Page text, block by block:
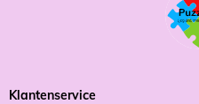
Klantenservice